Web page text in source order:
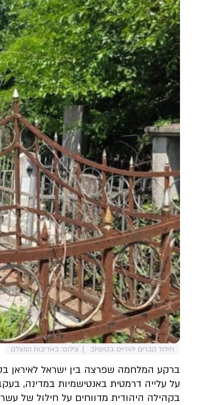
חילול קברים יהודיים בקישינב צילום: באדיבות המצלם
ברקע המלחמה שפרצה בין ישראל לאיראן
על עלייה דרמטית באנטישמיות במדינה,
בקהילה היהודית מדווחים על חילול של